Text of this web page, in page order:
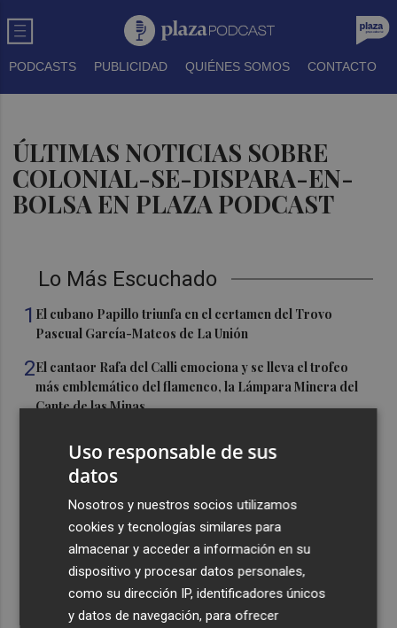
PODCASTS PUBLICIDAD QUIÉNES SOMOS CONTACTO
ÚLTIMAS NOTICIAS SOBRE
COLONIAL-SE-DISPARA-EN-
BOLSA EN PLAZA PODCAST
Lo Más Escuchado
1 El cubano Papillo triunfa en el certamen del Trovo
Pascual García-Mateos de La Unión
2El cantaor Rafa del Calli emociona y se lleva el trofeo
más emblemático del flamenco, la Lámpara Minera del
Cante de las Minas
con una victoria contra el Galatasaray
Kiat Lim preside por primera vez un partido en Mestalla
Uso responsable de sus
datos
Nosotros y nuestros socios utilizamos
cookies y tecnologías similares para
almacenar y acceder a información en su
dispositivo y procesar datos personales,
como su dirección IP, identificadores únicos
y datos de navegación, para ofrecer